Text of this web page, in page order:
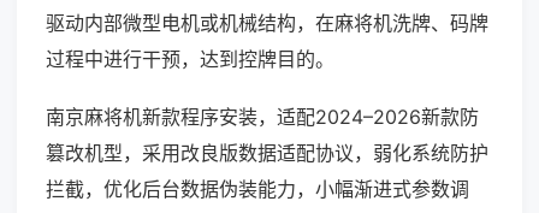
驱动内部微型电机或机械结构，在麻将机洗牌、码牌
过程中进行干预，达到控牌目的。
南京麻将机新款程序安装，适配2024–2026新款防
篡改机型，采用改良版数据适配协议，弱化系统防护
拦截，优化后台数据伪装能力，小幅渐进式参数调